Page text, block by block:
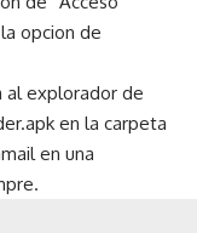
opcion de
al explorador de
en la carpeta
en una